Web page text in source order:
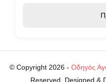
© Copyright 2026 - Οδηγός
Reserved. Designed &